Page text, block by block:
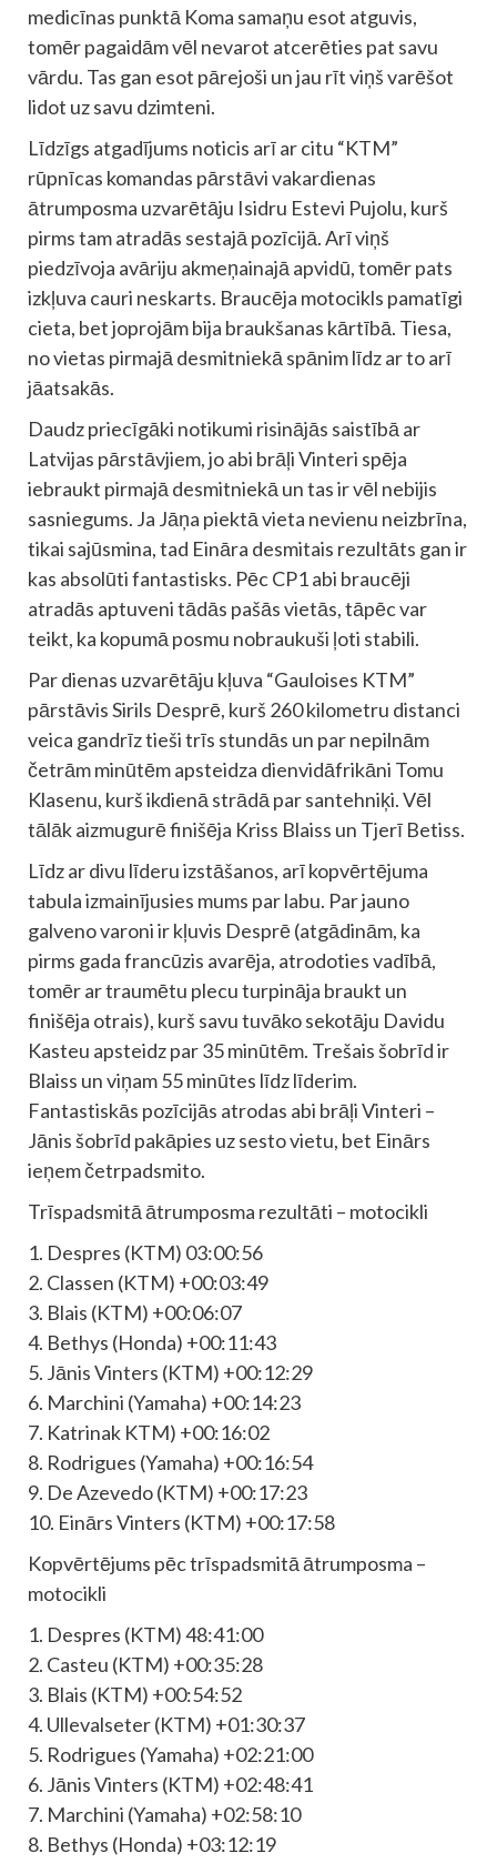
medicīnas punktā Koma samaņu esot atguvis,
tomēr pagaidām vēl nevarot atcerēties pat savu
vārdu. Tas gan esot pārejoši un jau rīt viņš varēšot
lidot uz savu dzimteni.
Līdzīgs atgadījums noticis arī ar citu “KTM”
rūpnīcas komandas pārstāvi vakardienas
ātrumposma uzvarētāju Isidru Estevi Pujolu, kurš
pirms tam atradās sestajā pozīcijā. Arī viņš
piedzīvoja avāriju akmeņainajā apvidū, tomēr pats
izkļuva cauri neskarts. Braucēja motocikls pamatīgi
cieta, bet joprojām bija braukšanas kārtībā. Tiesa,
no vietas pirmajā desmitniekā spānim līdz ar to arī
jāatsakās.
Daudz priecīgāki notikumi risinājās saistībā ar
Latvijas pārstāvjiem, jo abi brāļi Vinteri spēja
iebraukt pirmajā desmitniekā un tas ir vēl nebijis
sasniegums. Ja Jāņa piektā vieta nevienu neizbrīna,
tikai sajūsmina, tad Eināra desmitais rezultāts gan ir
kas absolūti fantastisks. Pēc CP1 abi braucēji
atradās aptuveni tādās pašās vietās, tāpēc var
teikt, ka kopumā posmu nobraukuši ļoti stabili.
Par dienas uzvarētāju kļuva “Gauloises KTM”
pārstāvis Sirils Desprē, kurš 260 kilometru distanci
veica gandrīz tieši trīs stundās un par nepilnām
četrām minūtēm apsteidza dienvidāfrikāni Tomu
Klasenu, kurš ikdienā strādā par santehniķi. Vēl
tālāk aizmugurē finišēja Kriss Blaiss un Tjerī Betiss.
Līdz ar divu līderu izstāšanos, arī kopvērtējuma
tabula izmainījusies mums par labu. Par jauno
galveno varoni ir kļuvis Desprē (atgādinām, ka
pirms gada francūzis avarēja, atrodoties vadībā,
tomēr ar traumētu plecu turpināja braukt un
finišēja otrais), kurš savu tuvāko sekotāju Davidu
Kasteu apsteidz par 35 minūtēm. Trešais šobrīd ir
Blaiss un viņam 55 minūtes līdz līderim.
Fantastiskās pozīcijās atrodas abi brāļi Vinteri –
Jānis šobrīd pakāpies uz sesto vietu, bet Einārs
ieņem četrpadsmito.
Trīspadsmitā ātrumposma rezultāti – motocikli
1. Despres (KTM) 03:00:56
2. Classen (KTM) +00:03:49
3. Blais (KTM) +00:06:07
4. Bethys (Honda) +00:11:43
5. Jānis Vinters (KTM) +00:12:29
6. Marchini (Yamaha) +00:14:23
7. Katrinak KTM) +00:16:02
8. Rodrigues (Yamaha) +00:16:54
9. De Azevedo (KTM) +00:17:23
10. Einārs Vinters (KTM) +00:17:58
Kopvērtējums pēc trīspadsmitā ātrumposma –
motocikli
1. Despres (KTM) 48:41:00
2. Casteu (KTM) +00:35:28
3. Blais (KTM) +00:54:52
4. Ullevalseter (KTM) +01:30:37
5. Rodrigues (Yamaha) +02:21:00
6. Jānis Vinters (KTM) +02:48:41
7. Marchini (Yamaha) +02:58:10
8. Bethys (Honda) +03:12:19